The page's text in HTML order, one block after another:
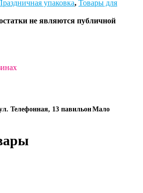
упаковка, Товары для
не являются публичной
Телефонная, 13 павильонМало